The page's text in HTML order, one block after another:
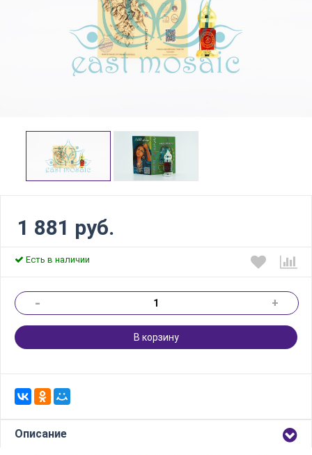
1 881 руб.
Есть в наличии
- +
В корзину
Описание